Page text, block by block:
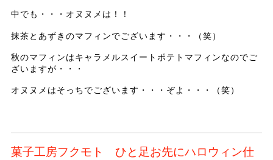
中でも・・・オヌヌメは！！
抹茶とあずきのマフィンでございます・・・（笑）
秋のマフィンはキャラメルスイートポテトマフィンなのでご
ざいますが・・・
オヌヌメはそっちでございます・・・ぞよ・・・（笑）
菓子工房フクモト ひと足お先にハロウィン仕